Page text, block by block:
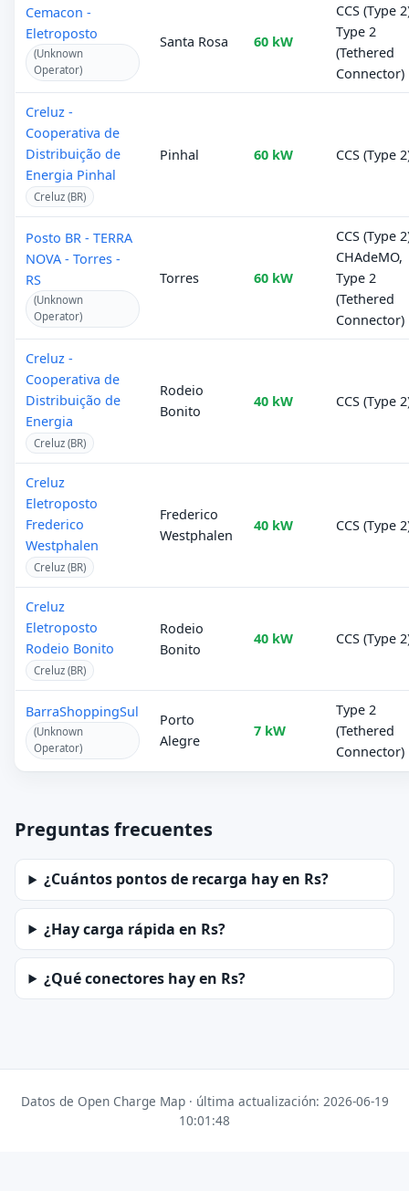
Cemacon -
Eletroposto
(Unknown
Operator)
Santa Rosa 60 kW
CCS (Type
Type 2
(Tethered
Connector)
Creluz -
Cooperativa de
Distribuição de
Energia Pinhal
Creluz (BR)
Pinhal 60 kW CCS (Type
Posto BR - TERRA
NOVA - Torres -
RS
(Unknown
Operator)
Torres 60 kW
CCS (Type
CHAdeMO,
Type 2
(Tethered
Connector)
Creluz -
Cooperativa de
Distribuição de
Energia
Creluz (BR)
Rodeio
Bonito
40 kW CCS (Type
Creluz
Eletroposto
Frederico
Westphalen
Creluz (BR)
Frederico
Westphalen
40 kW CCS (Type
Creluz
Eletroposto
Rodeio Bonito
Creluz (BR)
Rodeio
Bonito
40 kW CCS (Type
BarraShoppingSul
(Unknown
Operator)
Porto
Alegre
7 kW
Type 2
(Tethered
Connector)
Preguntas frecuentes
¿Cuántos pontos de recarga hay en Rs?
¿Hay carga rápida en Rs?
¿Qué conectores hay en Rs?
Datos de Open Charge Map · última actualización: 2026-06-19
10:01:48